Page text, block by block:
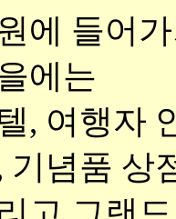
에 들어
에는
, 여행자
기념품 상